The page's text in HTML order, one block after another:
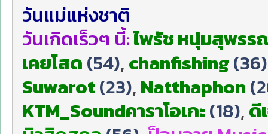
วันแม่แห่งชาติ
วันเกิดเร็วๆ นี้:ไพรัช หนุ่มสุพร
เคยโสด(54),chanfishing(36)
Suwarot(23),Natthaphon
KTM_Soundคาราโอเกะ(18),ดี